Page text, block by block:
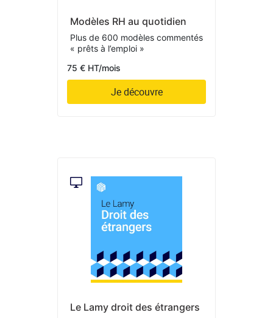
Modèles RH au quotidien
Plus de 600 modèles commentés
« prêts à l’emploi »
75 € HT/mois
Je découvre
Le Lamy droit des étrangers